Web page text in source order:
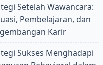
Setelah Wawancara:
Pembelajaran, dan
Karir
Sukses Menghadapi